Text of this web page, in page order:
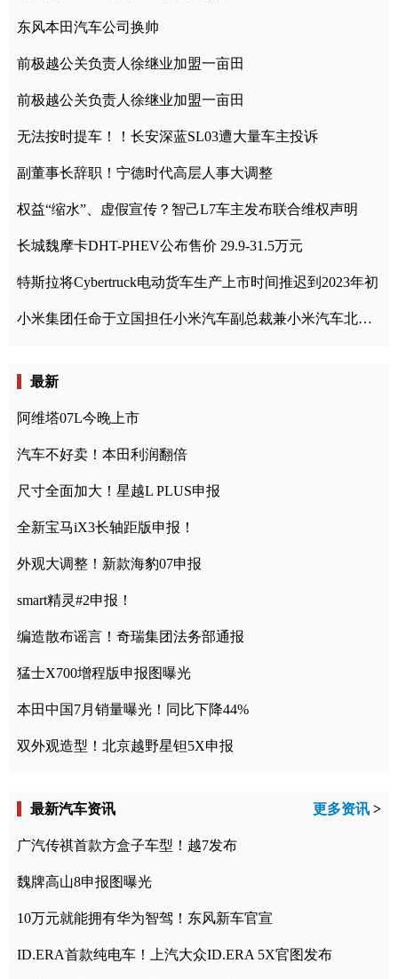
东风本田汽车公司换帅
前极越公关负责人徐继业加盟一亩田
前极越公关负责人徐继业加盟一亩田
无法按时提车！！长安深蓝SL03遭大量车主投诉
副董事长辞职！宁德时代高层人事大调整
权益“缩水”、虚假宣传？智己L7车主发布联合维权声明
长城魏摩卡DHT-PHEV公布售价 29.9-31.5万元
特斯拉将Cybertruck电动货车生产上市时间推迟到2023年初
小米集团任命于立国担任小米汽车副总裁兼小米汽车北京总部政委
最新
阿维塔07L今晚上市
汽车不好卖！本田利润翻倍
尺寸全面加大！星越L PLUS申报
全新宝马iX3长轴距版申报！
外观大调整！新款海豹07申报
smart精灵#2申报！
编造散布谣言！奇瑞集团法务部通报
猛士X700增程版申报图曝光
本田中国7月销量曝光！同比下降44%
双外观造型！北京越野星钽5X申报
最新汽车资讯 更多资讯 >
广汽传祺首款方盒子车型！越7发布
魏牌高山8申报图曝光
10万元就能拥有华为智驾！东风新车官宣
ID.ERA首款纯电车！上汽大众ID.ERA 5X官图发布